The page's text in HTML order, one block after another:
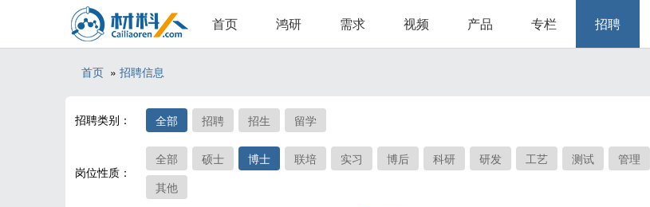
首页 鸿研 需求 视频 产品 专栏 招聘
首页 » 招聘信息
招聘类别： 全部 招聘 招生 留学
岗位性质：
全部 硕士 博士 联培 实习 博后 科研 研发 工艺 测试 管理
其他